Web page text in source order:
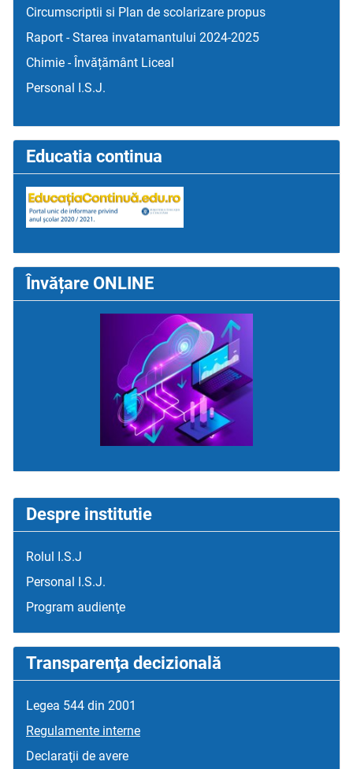
Despre institutie
Rolul I.S.J
Personal I.S.J.
Program audienţe
Transparenţa decizională
Legea 544 din 2001
Regulamente interne
Declaraţii de avere
Circumscriptii si Plan de scolarizare propus
Raport - Starea invatamantului 2024-2025
Chimie - Învățământ Liceal
Personal I.S.J.
Educatia continua
Învățare ONLINE